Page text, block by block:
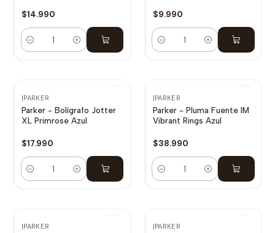
$14.990
Cantidad
$9.990
Cantidad
|PARKER
Parker - Bolígrafo Jotter
XL Primrose Azul
$17.990
Cantidad
|PARKER
Parker - Pluma Fuente IM
Vibrant Rings Azul
$38.990
Cantidad
|PARKER |PARKER